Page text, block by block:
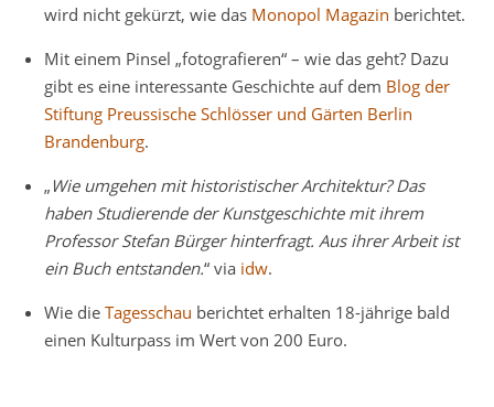
wird nicht gekürzt, wie das Monopol Magazin berichtet.
Mit einem Pinsel „fotografieren“ – wie das geht? Dazu
gibt es eine interessante Geschichte auf dem Blog der
Stiftung Preussische Schlösser und Gärten Berlin
Brandenburg.
„ Wie umgehen mit historistischer Architektur? Das
haben Studierende der Kunstgeschichte mit ihrem
Professor Stefan Bürger hinterfragt. Aus ihrer Arbeit ist
ein Buch entstanden.“ via idw.
Wie die Tagesschau berichtet erhalten 18-jährige bald
einen Kulturpass im Wert von 200 Euro.